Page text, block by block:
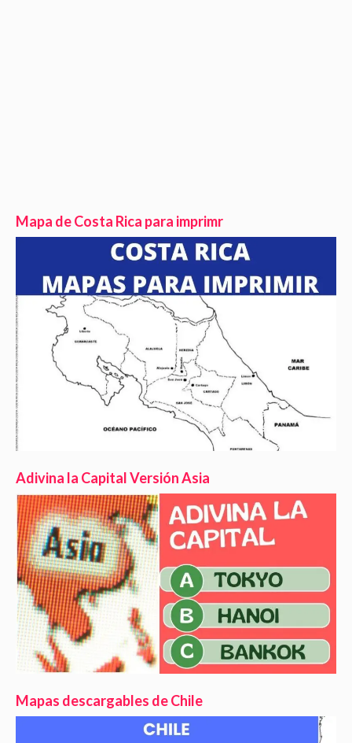
Mapa de Costa Rica para imprimr
Adivina la Capital Versión Asia
Mapas descargables de Chile